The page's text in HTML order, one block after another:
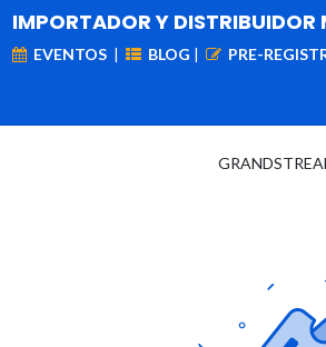
IMPORTADOR Y DISTRIBUIDOR
EVENTOS | BLOG | PRE-